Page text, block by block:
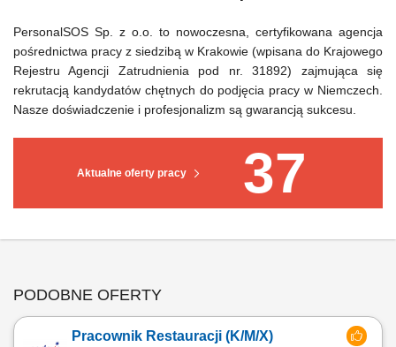
Aktualne oferty pracy 37
PersonalSOS Sp. z o.o. to nowoczesna, certyfikowana agencja
pośrednictwa pracy z siedzibą w Krakowie (wpisana do Krajowego
Rejestru Agencji Zatrudnienia pod nr. 31892) zajmująca się
rekrutacją kandydatów chętnych do podjęcia pracy w Niemczech.
Nasze doświadczenie i profesjonalizm są gwarancją sukcesu.
PODOBNE OFERTY
Pracownik Restauracji (K/M/X)